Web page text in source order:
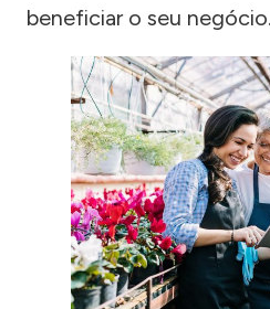
beneficiar o seu negócio.